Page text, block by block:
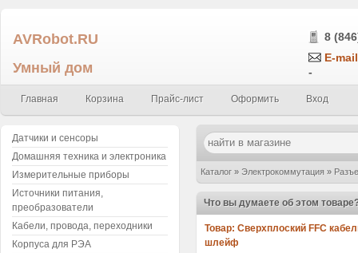
AVRobot.RU
Умный дом
8
E-
-
Главная Корзина Прайс-лист Оформить Вход
Каталог » Электрокоммутация »
Что вы думаете об этом
Товар: Сверхплоский FFC
шлейф
Датчики и сенсоры
Домашняя техника и электроника
Измерительные приборы
Источники питания,
преобразователи
Кабели, провода, переходники
Корпуса для РЭА